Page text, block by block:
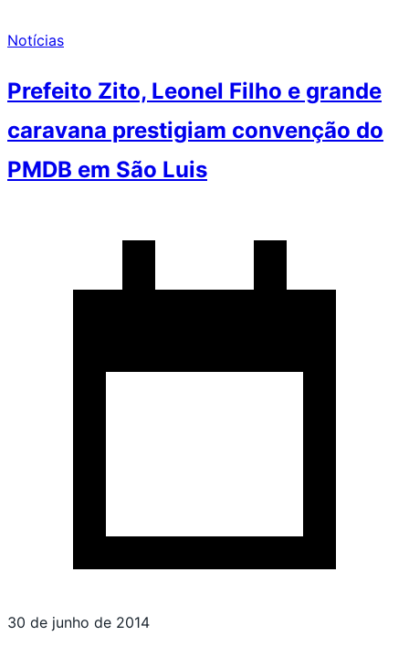
Notícias
Prefeito Zito, Leonel Filho e grande
caravana prestigiam convenção do
PMDB em São Luis
30 de junho de 2014